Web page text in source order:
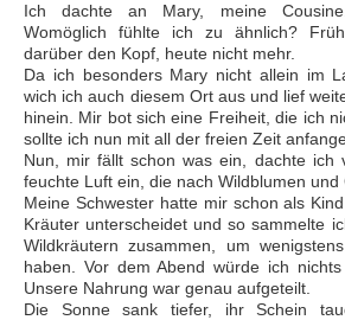
Ich dachte an Mary, meine
Womöglich fühlte ich zu ähnlich?
darüber den Kopf, heute nicht mehr.
Da ich besonders Mary nicht allein im
wich ich auch diesem Ort aus und lief
hinein. Mir bot sich eine Freiheit, die ich
sollte ich nun mit all der freien Zeit
Nun, mir fällt schon was ein, dachte ich
feuchte Luft ein, die nach Wildblumen und
Meine Schwester hatte mir schon als
Kräuter unterscheidet und so sammelte
Wildkräutern zusammen, um
haben. Vor dem Abend würde ich nichts
Unsere Nahrung war genau aufgeteilt.
Die Sonne sank tiefer, ihr Schein